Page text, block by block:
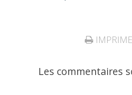
Les commentaires